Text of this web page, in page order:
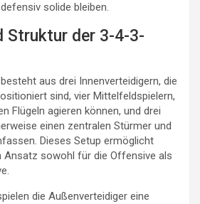
solide bleiben.
Struktur der 3-4-3-
aus drei Innenverteidigern, die
sind, vier Mittelfeldspielern,
Flügeln agieren können, und drei
einen zentralen Stürmer und
Dieses Setup ermöglicht
Ansatz sowohl für die Offensive als
die Außenverteidiger eine